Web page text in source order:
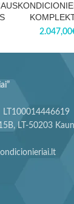
2.047,00
LT100014446619
LT-50203